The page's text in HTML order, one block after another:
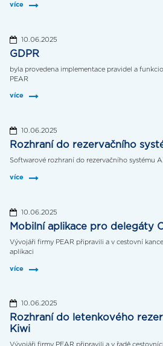
více
10.06.2025
GDPR
byla provedena implementace pravidel a
PEAR
více
10.06.2025
Rozhraní do rezervačního
Softwarové rozhraní do rezervačního systému
více
10.06.2025
Mobilní aplikace pro delegáty
Vývojáři firmy PEAR připravili a v cestovní
aplikaci
více
10.06.2025
Rozhraní do letenkového
Kiwi